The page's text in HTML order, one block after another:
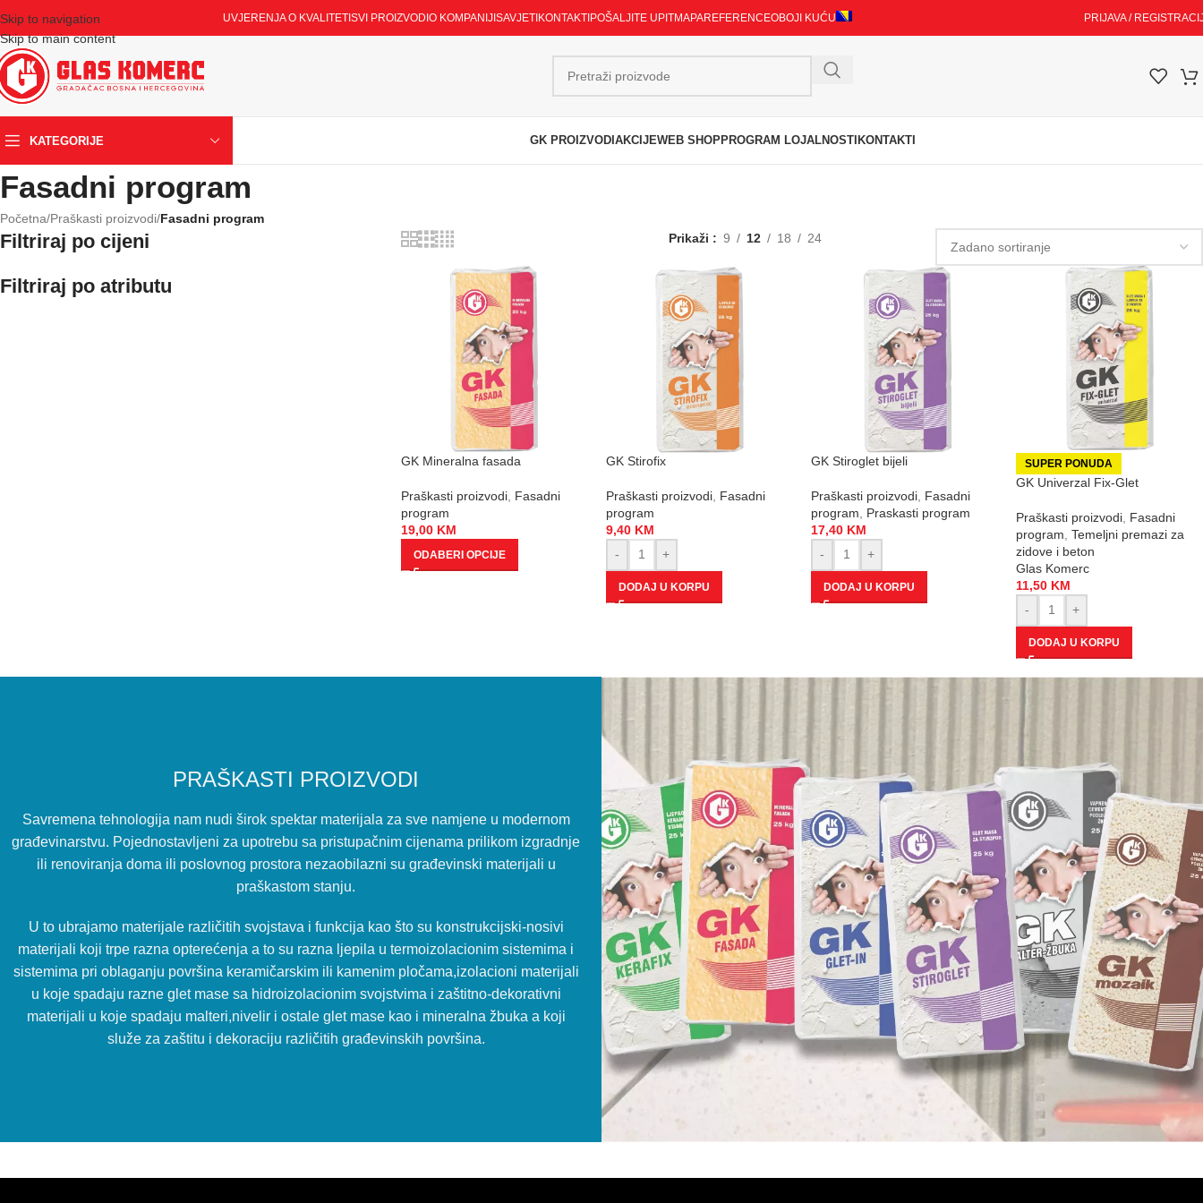
Skip to navigation
Skip to main content
UVJERENJA O KVALITETI SVI PROIZVODI O KOMPANIJI SAVJETI KONTAKTI POŠALJITE UPITMAPAREFERENCEOBOJI KUĆU PRIJAVA /
KATEGORIJE GK PROIZVODI AKCIJEWEB SHOPPROGRAM LOJALNOSTI KONTAKTI
Fasadni program
Početna/Praškasti proizvodi/Fasadni program
Filtriraj po cijeni
Filtriraj po atributu
Prikaži 9 12 18 24
GK Mineralna fasada
Praškasti proizvodi, Fasadni
program
19,00 KM
ODABERI OPCIJE
GK Stirofix
Praškasti proizvodi, Fasadni
program
9,40 KM
-
+
DODAJ U KORPU
GK Stiroglet bijeli
Praškasti proizvodi, Fasadni
program
Praskasti program
17,40 KM
-
+
DODAJ U KORPU
SUPER PONUDA
GK Univerzal Fix-Glet
Praškasti proizvodi, Fasadni
program Temeljni premazi za
zidove i beton
Glas Komerc
11,50 KM
-
+
DODAJ U KORPU
PRAŠKASTI PROIZVODI
Savremena tehnologija nam nudi širok spektar materijala za sve namjene u modernom
građevinarstvu. Pojednostavljeni za upotrebu sa pristupačnim cijenama prilikom izgradnje
ili renoviranja doma ili poslovnog prostora nezaobilazni su građevinski materijali u
praškastom stanju.
U to ubrajamo materijale različitih svojstava i funkcija kao što su konstrukcijski-nosivi
materijali koji trpe razna opterećenja a to su razna ljepila u termoizolacionim sistemima i
sistemima pri oblaganju površina keramičarskim ili kamenim pločama,izolacioni materijali
u koje spadaju razne glet mase sa hidroizolacionim svojstvima i zaštitno-dekorativni
materijali u koje spadaju malteri,nivelir i ostale glet mase kao i mineralna žbuka a koji
služe za zaštitu i dekoraciju različitih građevinskih površina.